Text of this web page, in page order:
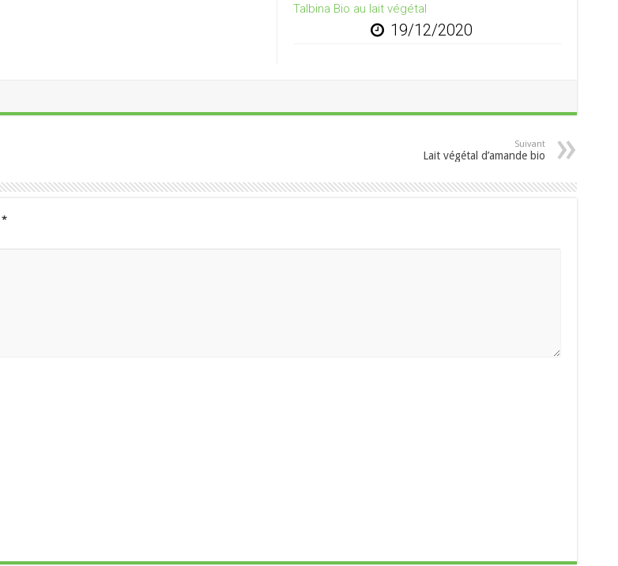
Talbina Bio au lait végétal
19/12/2020
Suivant
Lait végétal d’amande bio
*